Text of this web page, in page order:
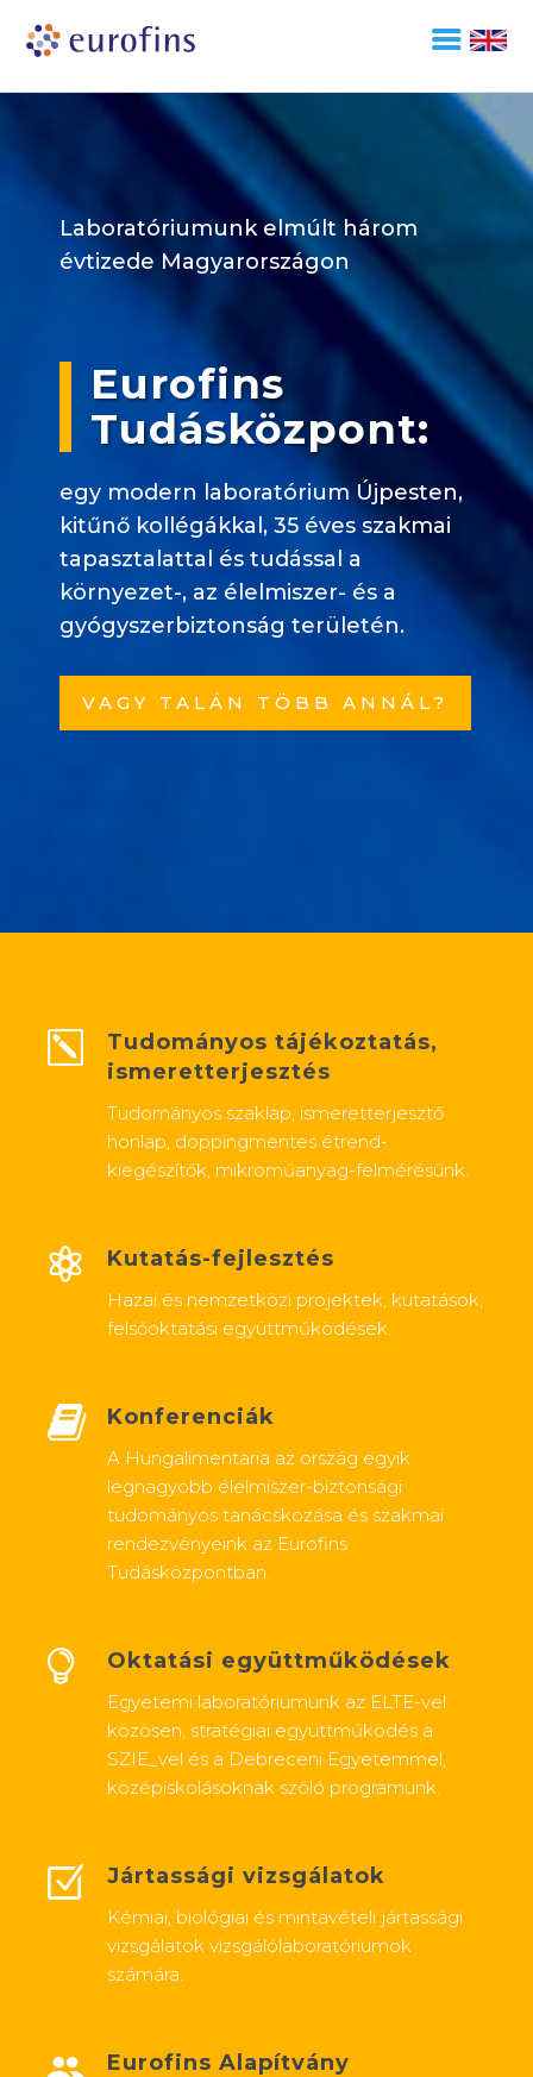
Laboratóriumunk elmúlt három
évtizede Magyarországon
Eurofins
Tudásközpont:
egy modern laboratórium Újpesten,
kitűnő kollégákkal, 35 éves szakmai
tapasztalattal és tudással a
környezet-, az élelmiszer- és a
gyógyszerbiztonság területén.
VAGY TALÁN TÖBB ANNÁL?
Tudományos tájékoztatás,
ismeretterjesztés
Tudományos szaklap, ismeretterjesztő
honlap, doppingmentes étrend-
kiegészítők, mikroműanyag-felmérésünk.
Kutatás-fejlesztés
Hazai és nemzetközi projektek, kutatások,
felsőoktatási együttműködések.
Konferenciák
A Hungalimentaria az ország egyik
legnagyobb élelmiszer-biztonsági
tudományos tanácskozása és szakmai
rendezvényeink az Eurofins
Tudásközpontban.
Oktatási együttműködések
Egyetemi laboratóriumunk az ELTE-vel
közösen, stratégiai együttműködés a
SZIE_vel és a Debreceni Egyetemmel,
középiskolásoknak szóló programunk.
Jártassági vizsgálatok
Kémiai, biológiai és mintavételi jártassági
vizsgálatok vizsgálólaboratóriumok
számára.
Eurofins Alapítvány